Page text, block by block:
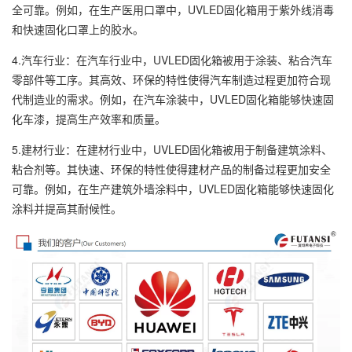
全可靠。例如，在生产医用口罩中，UVLED固化箱用于紫外线消毒
和快速固化口罩上的胶水。
4.汽车行业：在汽车行业中，UVLED固化箱被用于涂装、粘合汽车
零部件等工序。其高效、环保的特性使得汽车制造过程更加符合现
代制造业的需求。例如，在汽车涂装中，UVLED固化箱能够快速固
化车漆，提高生产效率和质量。
5.建材行业：在建材行业中，UVLED固化箱被用于制备建筑涂料、
粘合剂等。其快速、环保的特性使得建材产品的制备过程更加安全
可靠。例如，在生产建筑外墙涂料中，UVLED固化箱能够快速固化
涂料并提高其耐候性。